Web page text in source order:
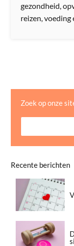
gezondheid,
reizen,
Zoek op onze
Recente berichten